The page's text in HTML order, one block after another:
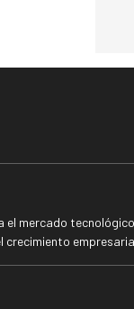
el mercado
crecimiento